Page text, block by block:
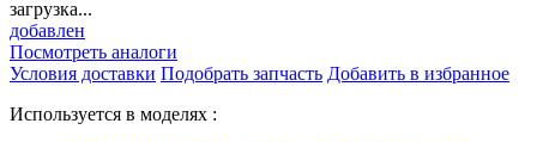
загрузка...
добавлен
Посмотреть аналоги
Условия доставки Подобрать запчасть Добавить в избранное
Используется в моделях :